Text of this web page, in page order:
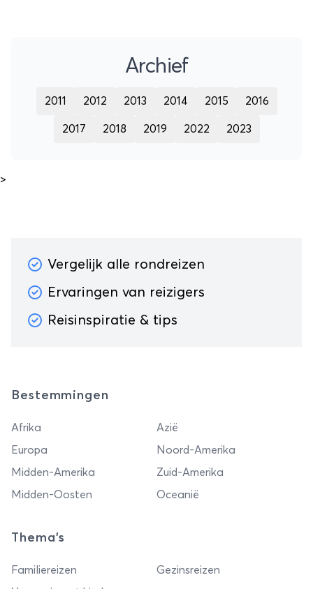
Archief
2011 2012 2013 2014 2015 2016
2017 2018 2019 2022 2023
>
Vergelijk alle rondreizen
Ervaringen van reizigers
Reisinspiratie & tips
Bestemmingen
Afrika
Azië
Europa
Noord-Amerika
Midden-Amerika
Zuid-Amerika
Midden-Oosten
Oceanië
Thema's
Familiereizen
Gezinsreizen